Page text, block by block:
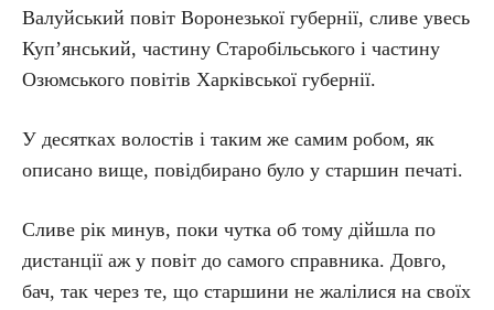
Валуйський повіт Воронезької губернії, сливе увесь
Куп’янський, частину Старобільського і частину
Озюмського повітів Харківської губернії.
У десятках волостів і таким же самим робом, як
описано вище, повідбирано було у старшин печаті.
Сливе рік минув, поки чутка об тому дійшла по
дистанції аж у повіт до самого справника. Довго,
бач, так через те, що старшини не жалілися на своїх